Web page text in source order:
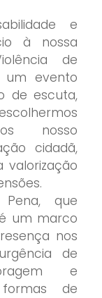
e
à nossa
de
um evento
de escuta,
nosso
cidadã,
que
um marco
nos
de
e
de